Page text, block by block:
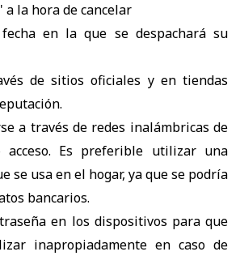
la hora de cancelar
en la que se despachará su
de sitios oficiales y en tiendas
a través de redes inalámbricas de
Es preferible utilizar una
se usa en el hogar, ya que se podría
bancarios.
en los dispositivos para que
inapropiadamente en caso de